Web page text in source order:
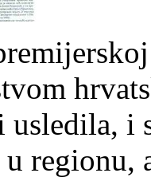
usledila, i
regionu,